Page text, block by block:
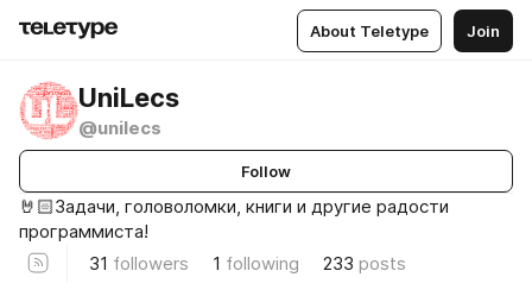
About Teletype Join
UniLecs
@unilecs
Follow
🤘🏻Задачи, головоломки, книги и другие радости
программиста!
31 followers 1 following 233 posts